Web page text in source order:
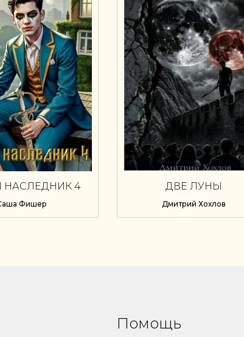
НАСЛЕДНИК 4
Фишер
ДВЕ ЛУНЫ
Дмитрий Хохлов
Помощь